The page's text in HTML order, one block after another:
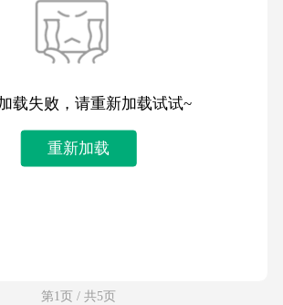
载失败，请重新加载试试~
重新加载
第1页 / 共5页